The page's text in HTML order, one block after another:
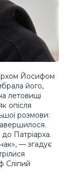
Йосифом
його,
летовищі
опісля
розмови:
Патріарха.
— згадує
Сліпий